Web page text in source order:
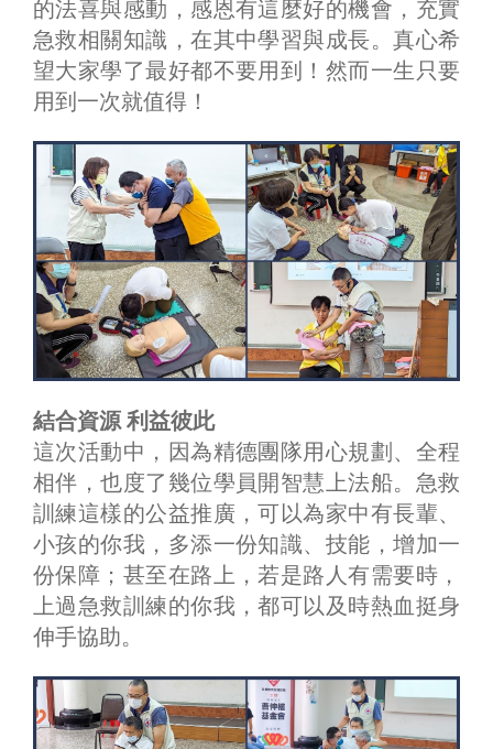
的法喜與感動，感恩有這麼好的機會，充實
急救相關知識，在其中學習與成長。真心希
望大家學了最好都不要用到！然而一生只要
用到一次就值得！
結合資源 利益彼此
這次活動中，因為精德團隊用心規劃、全程
相伴，也度了幾位學員開智慧上法船。急救
訓練這樣的公益推廣，可以為家中有長輩、
小孩的你我，多添一份知識、技能，增加一
份保障；甚至在路上，若是路人有需要時，
上過急救訓練的你我，都可以及時熱血挺身
伸手協助。